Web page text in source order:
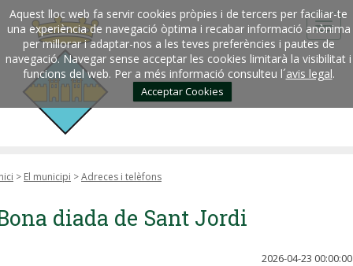
Aquest lloc web fa servir cookies pròpies i de tercers per faciliar-te
una experiència de navegació òptima i recabar informació anònima
per millorar i adaptar-nos a les teves preferències i pautes de
navegació. Navegar sense acceptar les cookies limitarà la visibilitat i
funcions del web. Per a més informació consulteu l´avis legal.
Acceptar Cookies
> El municipi >Adreces i telèfons
diada de Sant Jordi
2026-04-23 00:00:00